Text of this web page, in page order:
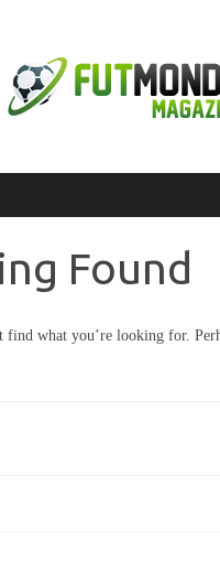
Found
find what you’re looking for.